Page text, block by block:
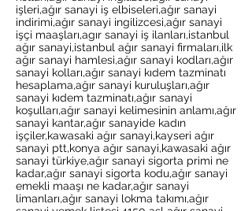
işleri,ağır sanayi iş elbiseleri,ağır sanayi
indirimi,ağır sanayi ingilizcesi,ağır sanayi
işçi maaşları,agır sanayi iş ilanları,istanbul
ağır sanayi,istanbul ağır sanayi firmaları,ilk
ağır sanayi hamlesi,ağır sanayi kodları,ağır
sanayi kolları,ağır sanayi kıdem tazminatı
hesaplama,ağır sanayi kuruluşları,ağır
sanayi kıdem tazminatı,ağır sanayi
koşulları,ağır sanayi kelimesinin anlamı,ağır
sanayi kantar,ağır sanayide kadın
işçiler,kawasaki ağır sanayi,kayseri ağır
sanayi ptt,konya ağır sanayi,kawasaki ağır
sanayi türkiye,ağır sanayi sigorta primi ne
kadar,ağır sanayi sigorta kodu,ağır sanayi
emekli maaşı ne kadar,ağır sanayi
limanları,ağır sanayi lokma takımı,ağır